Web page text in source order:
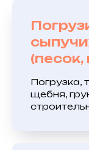
(песок,
Погрузка,
щебня,